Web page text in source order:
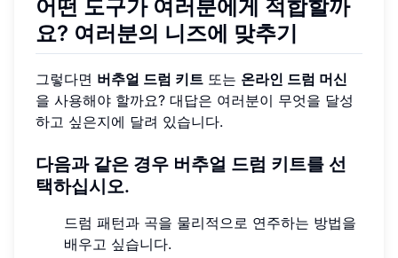
어떤 도구가 여러분에게 적합할까
요? 여러분의 니즈에 맞추기
그렇다면 버추얼 드럼 키트 또는 온라인 드럼 머신
을 사용해야 할까요? 대답은 여러분이 무엇을 달성
하고 싶은지에 달려 있습니다.
다음과 같은 경우 버추얼 드럼 키트를 선
택하십시오.
드럼 패턴과 곡을 물리적으로 연주하는 방법을
배우고 싶습니다.